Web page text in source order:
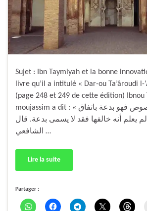
Sujet : Ibn Taymiyah et la bonne
livre qu’il a intitulé « Dar-ou Ta’âroudi l-
(page 248 et 249 de cette édition) Ibnou
moujassim a dit : « فإن ما خالف النصوص فهو بدعة باتفاق
يعلم أنه خالفها فقد لا يسمى بدعة. قال
الشافعي …
Lire la suite
Partager :